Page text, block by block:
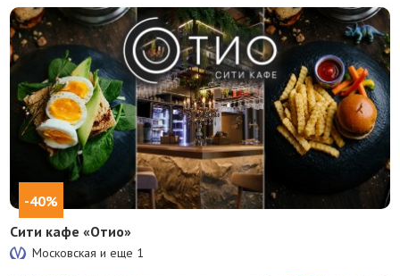
-40%
Сити кафе «Отио»
Московская и еще 1